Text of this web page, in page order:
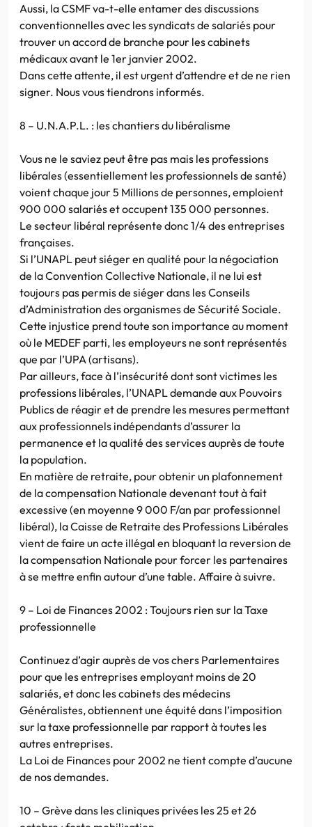
Aussi, la CSMF va-t-elle entamer des discussions
conventionnelles avec les syndicats de salariés pour
trouver un accord de branche pour les cabinets
médicaux avant le 1er janvier 2002.
Dans cette attente, il est urgent d’attendre et de ne rien
signer. Nous vous tiendrons informés.
8 – U.N.A.P.L. : les chantiers du libéralisme
Vous ne le saviez peut être pas mais les professions
libérales (essentiellement les professionnels de santé)
voient chaque jour 5 Millions de personnes, emploient
900 000 salariés et occupent 135 000 personnes.
Le secteur libéral représente donc 1/4 des entreprises
françaises.
Si l’UNAPL peut siéger en qualité pour la négociation
de la Convention Collective Nationale, il ne lui est
toujours pas permis de siéger dans les Conseils
d’Administration des organismes de Sécurité Sociale.
Cette injustice prend toute son importance au moment
où le MEDEF parti, les employeurs ne sont représentés
que par l’UPA (artisans).
Par ailleurs, face à l’insécurité dont sont victimes les
professions libérales, l’UNAPL demande aux Pouvoirs
Publics de réagir et de prendre les mesures permettant
aux professionnels indépendants d’assurer la
permanence et la qualité des services auprès de toute
la population.
En matière de retraite, pour obtenir un plafonnement
de la compensation Nationale devenant tout à fait
excessive (en moyenne 9 000 F/an par professionnel
libéral), la Caisse de Retraite des Professions Libérales
vient de faire un acte illégal en bloquant la reversion de
la compensation Nationale pour forcer les partenaires
à se mettre enfin autour d’une table. Affaire à suivre.
9 – Loi de Finances 2002 : Toujours rien sur la Taxe
professionnelle
Continuez d’agir auprès de vos chers Parlementaires
pour que les entreprises employant moins de 20
salariés, et donc les cabinets des médecins
Généralistes, obtiennent une équité dans l’imposition
sur la taxe professionnelle par rapport à toutes les
autres entreprises.
La Loi de Finances pour 2002 ne tient compte d’aucune
de nos demandes.
10 – Grève dans les cliniques privées les 25 et 26